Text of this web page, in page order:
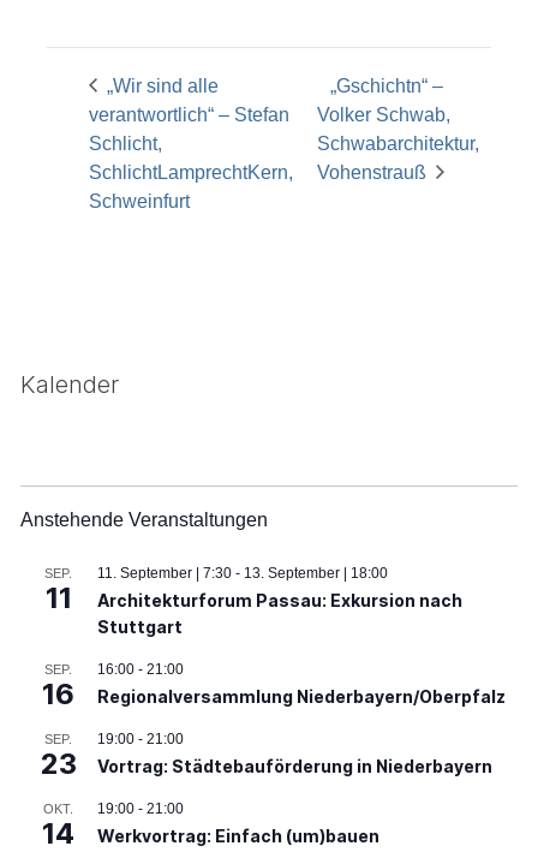
„Wir sind alle
verantwortlich“ – Stefan
Schlicht,
SchlichtLamprechtKern,
Schweinfurt
„Gschichtn“ –
Volker Schwab,
Schwabarchitektur,
Vohenstrauß
Kalender
Anstehende Veranstaltungen
SEP.
11
11. September | 7:30- 13. September | 18:00
Architekturforum Passau: Exkursion nach
Stuttgart
SEP.
16
16:00- 21:00
Regionalversammlung Niederbayern/Oberpfalz
SEP.
23
19:00- 21:00
Vortrag: Städtebauförderung in Niederbayern
OKT.
14
19:00- 21:00
Werkvortrag: Einfach (um)bauen